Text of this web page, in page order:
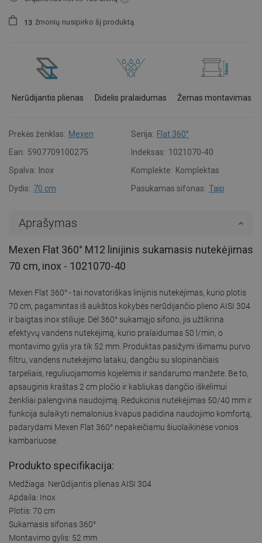
1 3 žmonių nusipirko šį produktą.
Nerūdijantis plienas Didelis pralaidumas Žemas montavimas
Prekės ženklas: Mexen Serija: Flat 360°
Ean: 5907709100275 Indeksas: 1021070-40
Spalva:
Inox Komplekte: Komplektas
Dydis: 70 cm Pasukamas sifonas: Taip
Aprašymas
Mexen Flat 360° M12 linijinis sukamasis nutekėjimas
70 cm, inox - 1021070-40
Mexen Flat 360° - tai novatoriškas linijinis nutekėjimas, kurio plotis
70 cm, pagamintas iš aukštos kokybės nerūdijančio plieno AISI 304
ir baigtas inox stiliuje. Dėl 360° sukamąjo sifono, jis užtikrina
efektyvų vandens nutekėjimą, kurio pralaidumas 50 l/min, o
montavimo gylis yra tik 52 mm. Produktas pasižymi išimamu purvo
filtru, vandens nutekėjimo lataku, dangčiu su slopinančiais
tarpeliais, reguliuojamomis kojelėmis ir sandarumo manžete. Be to,
apsauginis kraštas 2 cm pločio ir kabliukas dangčio iškėlimui
ženkliai palengvina naudojimą. Redukcinis nutekėjimas 50/40 mm ir
funkcija sulaikyti nemalonius kvapus padidina naudojimo komfortą,
padarydami Mexen Flat 360° nepakeičiamu šiuolaikinėse vonios
kambariuose.
Produkto specifikacija:
Medžiaga: Nerūdijantis plienas AISI 304
Apdaila: Inox
Plotis: 70 cm
Sukamasis sifonas 360°
Montavimo gylis: 52 mm